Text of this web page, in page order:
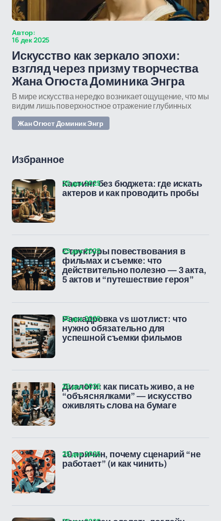
Автор:
16 дек 2025
Искусство как зеркало эпохи:
взгляд через призму творчества
Жана Огюста Доминика Энгра
В мире искусства нередко возникает ощущение, что мы
видим лишь поверхностное отражение глубинных
Жан Огюст Доминик Энгр
Избранное
Кастинг без бюджета: где искать
актеров и как проводить пробы
25 дек 2025
Структуры повествования в
фильмах и съемке: что
действительно полезно — 3 акта,
5 актов и “путешествие героя”
25 дек 2025
Раскадровка vs шотлист: что
нужно обязательно для
успешной съемки фильмов
25 дек 2025
Диалоги: как писать живо, а не
“объяснялками” — искусство
оживлять слова на бумаге
25 дек 2025
10 причин, почему сценарий “не
работает” (и как чинить)
25 дек 2025